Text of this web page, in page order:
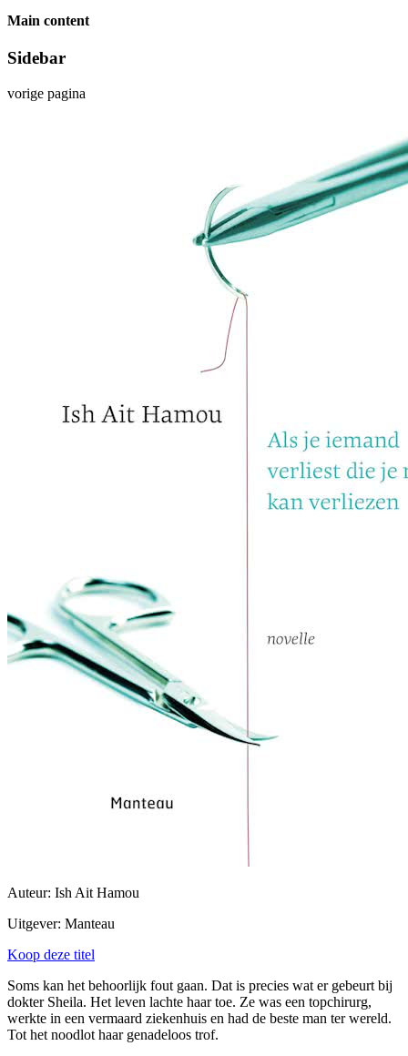
Main content
Sidebar
vorige pagina
Auteur: Ish Ait Hamou
Uitgever: Manteau
Koop deze titel
Soms kan het behoorlijk fout gaan. Dat is precies wat er gebeurt bij
dokter Sheila. Het leven lachte haar toe. Ze was een topchirurg,
werkte in een vermaard ziekenhuis en had de beste man ter wereld.
Tot het noodlot haar genadeloos trof.